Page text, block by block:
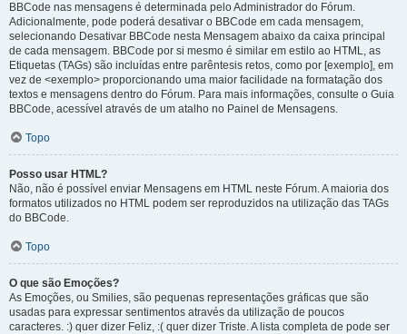
BBCode nas mensagens é determinada pelo Administrador do Fórum.
Adicionalmente, pode poderá desativar o BBCode em cada mensagem,
selecionando Desativar BBCode nesta Mensagem abaixo da caixa principal
de cada mensagem. BBCode por si mesmo é similar em estilo ao HTML, as
Etiquetas (TAGs) são incluídas entre parêntesis retos, como por [exemplo], em
vez de <exemplo> proporcionando uma maior facilidade na formatação dos
textos e mensagens dentro do Fórum. Para mais informações, consulte o Guia
BBCode, acessível através de um atalho no Painel de Mensagens.
Topo
Posso usar HTML?
Não, não é possível enviar Mensagens em HTML neste Fórum. A maioria dos
formatos utilizados no HTML podem ser reproduzidos na utilização das TAGs
do BBCode.
Topo
O que são Emoções?
As Emoções, ou Smilies, são pequenas representações gráficas que são
usadas para expressar sentimentos através da utilização de poucos
caracteres. :) quer dizer Feliz, :( quer dizer Triste. A lista completa de pode ser